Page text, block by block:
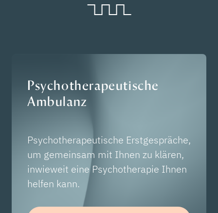
Psychotherapeutische
Ambulanz
Psychotherapeutische Erstgespräche,
um gemeinsam mit Ihnen zu klären,
inwieweit eine Psychotherapie Ihnen
helfen kann.